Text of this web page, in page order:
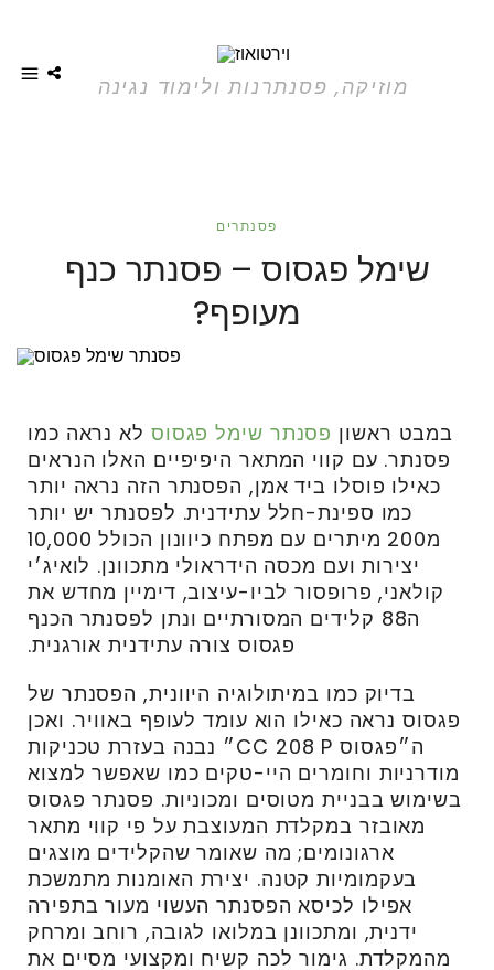
מוזיקה, פסנתרנות ולימוד נגינה
פסנתרים
שימל פגסוס – פסנתר כנף
מעופף?
במבט ראשון פסנתר שימל פגסוס לא נראה כמו
פסנתר. עם קווי המתאר היפיפיים האלו הנראים
כאילו פוסלו ביד אמן, הפסנתר הזה נראה יותר
כמו ספינת-חלל עתידנית. לפסנתר יש יותר
מ200 מיתרים עם מפתח כיוונון הכולל 10,000
יצירות ועם מכסה הידראולי מתכוונן. לואיג׳י
קולאני, פרופסור לביו-עיצוב, דימיין מחדש את
ה88 קלידים המסורתיים ונתן לפסנתר הכנף
פגסוס צורה עתידנית אורגנית.
בדיוק כמו במיתולוגיה היוונית, הפסנתר של
פגסוס נראה כאילו הוא עומד לעופף באוויר. ואכן
ה״פגסוס CC 208 P״ נבנה בעזרת טכניקות
מודרניות וחומרים היי-טקים כמו שאפשר למצוא
בשימוש בבניית מטוסים ומכוניות. פסנתר פגסוס
מאובזר במקלדת המעוצבת על פי קווי מתאר
ארגונומים; מה שאומר שהקלידים מוצגים
בעקמומיות קטנה. יצירת האומנות מתמשכת
אפילו לכיסא הפסנתר העשוי מעור בתפירה
ידנית, ומתכוונן במלואו לגובה, רוחב ומרחק
מהמקלדת. גימור לכה קשיח ומקצועי מסיים את